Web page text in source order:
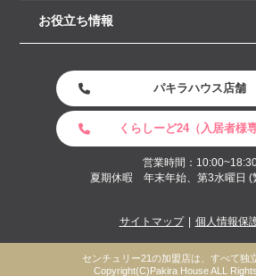
お役立ち情報
パキラハウス店舗
くらしーど24（入居者様専
営業時間：
夏期休暇 年末年始、第3水曜日 (
サイトマップ 個人情報保
センチュリー21の加盟店は、すべて独
Copyright(C)Pakira House ALL